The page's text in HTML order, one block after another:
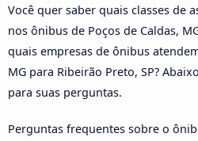
Você quer saber quais classes de
nos ônibus de Poços de Caldas,
quais empresas de ônibus
MG para Ribeirão Preto, SP?
para suas perguntas.
Perguntas frequentes sobre o